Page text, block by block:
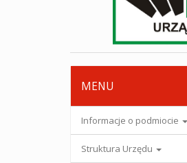
MENU
Informacje o podmiocie
Struktura Urzędu